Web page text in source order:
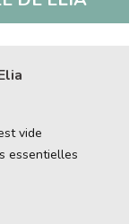
vide
essentielles